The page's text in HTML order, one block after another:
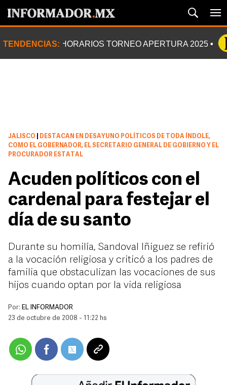
TENDENCIAS: HORARIOS TORNEO APERTURA 2025
JALISCO
DESTACAN EN DESAYUNO POLÍTICOS DE TODA ÍNDOLE,
COMO EL GOBERNADOR, EL SECRETARIO GENERAL DE GOBIERNO Y EL
PROCURADOR ESTATAL
Acuden políticos con el
cardenal para festejar el
día de su santo
Durante su homilía, Sandoval Iñiguez se refirió
a la vocación religiosa y criticó a los padres de
familia que obstaculizan las vocaciones de sus
hijos cuando optan por la vida religiosa
Por: EL INFORMADOR
23 de octubre de 2008 - 11:22 hs